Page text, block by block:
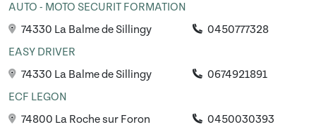
AUTO - MOTO SECURIT FORMATION
74330 La Balme de Sillingy
0450777328
EASY DRIVER
74330 La Balme de Sillingy
0674921891
ECF LEGON
74800 La Roche sur Foron
0450030393